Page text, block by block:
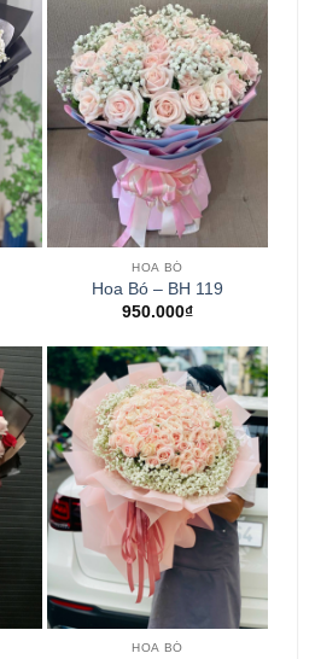
HOA BÓ
Hoa Bó – BH 119
950.000₫
HOA BÓ